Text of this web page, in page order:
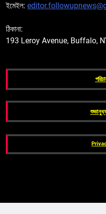
ইমেইল:
ঠিকানা:
193 Leroy Avenue, Buffalo,